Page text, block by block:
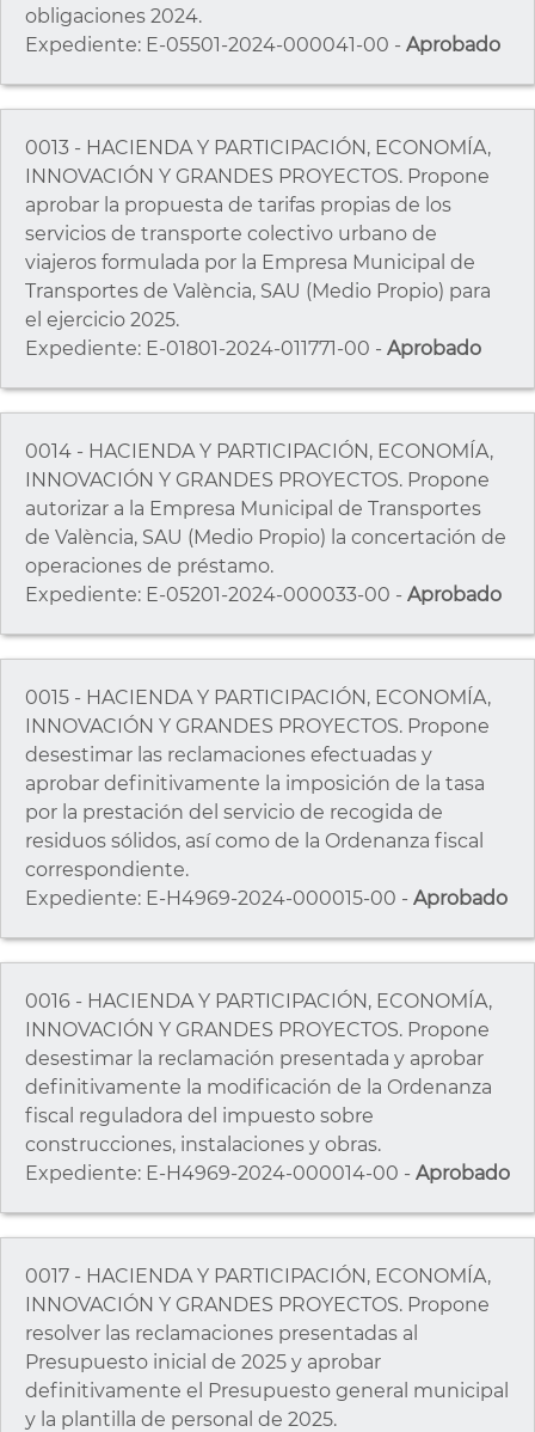
obligaciones 2024.
Expediente: E-05501-2024-000041-00 - Aprobado
0013 - HACIENDA Y PARTICIPACIÓN, ECONOMÍA,
INNOVACIÓN Y GRANDES PROYECTOS. Propone
aprobar la propuesta de tarifas propias de los
servicios de transporte colectivo urbano de
viajeros formulada por la Empresa Municipal de
Transportes de València, SAU (Medio Propio) para
el ejercicio 2025.
Expediente: E-01801-2024-011771-00 - Aprobado
0014 - HACIENDA Y PARTICIPACIÓN, ECONOMÍA,
INNOVACIÓN Y GRANDES PROYECTOS. Propone
autorizar a la Empresa Municipal de Transportes
de València, SAU (Medio Propio) la concertación de
operaciones de préstamo.
Expediente: E-05201-2024-000033-00 - Aprobado
0015 - HACIENDA Y PARTICIPACIÓN, ECONOMÍA,
INNOVACIÓN Y GRANDES PROYECTOS. Propone
desestimar las reclamaciones efectuadas y
aprobar definitivamente la imposición de la tasa
por la prestación del servicio de recogida de
residuos sólidos, así como de la Ordenanza fiscal
correspondiente.
Expediente: E-H4969-2024-000015-00 - Aprobado
0016 - HACIENDA Y PARTICIPACIÓN, ECONOMÍA,
INNOVACIÓN Y GRANDES PROYECTOS. Propone
desestimar la reclamación presentada y aprobar
definitivamente la modificación de la Ordenanza
fiscal reguladora del impuesto sobre
construcciones, instalaciones y obras.
Expediente: E-H4969-2024-000014-00 - Aprobado
0017 - HACIENDA Y PARTICIPACIÓN, ECONOMÍA,
INNOVACIÓN Y GRANDES PROYECTOS. Propone
resolver las reclamaciones presentadas al
Presupuesto inicial de 2025 y aprobar
definitivamente el Presupuesto general municipal
y la plantilla de personal de 2025.